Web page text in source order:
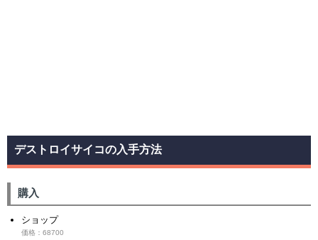
デストロイサイコの入手方法
購入
ショップ
価格：68700